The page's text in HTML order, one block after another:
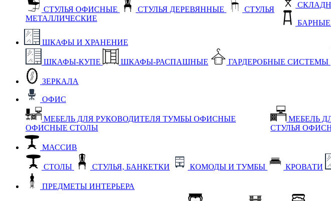
СТУЛЬЯ ОФИСНЫЕ СТУЛЬЯ ДЕРЕВЯННЫЕ
СТУЛЬЯ
МЕТАЛЛИЧЕСКИЕ
БАРНЫЕ
ШКАФЫ И ХРАНЕНИЕ
ШКАФЫ-КУПЕ ШКАФЫ-РАСПАШНЫЕ ГАРДЕРОБНЫЕ СИСТЕМЫ
ЗЕРКАЛА
ОФИС
МЕБЕЛЬ ДЛЯ РУКОВОДИТЕЛЯ ТУМБЫ ОФИСНЫЕ
ОФИСНЫЕ СТОЛЫ
МЕБЕЛЬ
СТУЛЬЯ
МАССИВ
СТОЛЫ СТУЛЬЯ, БАНКЕТКИ КОМОДЫ И ТУМБЫ КРОВАТИ
ПРЕДМЕТЫ ИНТЕРЬЕРА